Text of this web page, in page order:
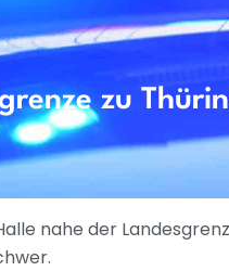
zu
nahe der